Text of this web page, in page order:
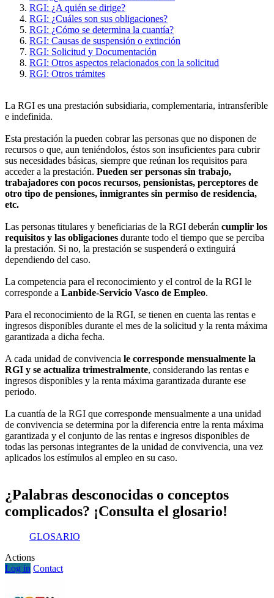
RGI: ¿A quién se dirige?
RGI: ¿Cuáles son sus obligaciones?
RGI: ¿Cómo se determina la cuantía?
RGI: Causas de suspensión o extinción
RGI: Solicitud y Documentación
RGI: Otros aspectos relacionados con la solicitud
RGI: Otros trámites
La RGI es una prestación subsidiaria, complementaria, intransferible
e indefinida.
Esta prestación la pueden cobrar las personas que no disponen de
recursos o que, aun teniéndolos, éstos son insuficientes para cubrir
sus necesidades básicas, siempre que reúnan los requisitos para
acceder a la prestación. Pueden ser personas sin trabajo,
trabajadores con pocos recursos, pensionistas, perceptores de
otro tipo de pensiones, inmigrantes sin permiso de residencia,
etc.
Las personas titulares y beneficiarias de la RGI deberán cumplir los
requisitos y las obligaciones durante todo el tiempo que se perciba
la prestación. Si no, la prestación se suspenderá o extinguirá
dependiendo del caso.
La competencia para el reconocimiento y el control de la RGI le
corresponde a Lanbide-Servicio Vasco de Empleo.
Para el reconocimiento de la RGI, se tienen en cuenta las rentas e
ingresos disponibles durante el mes de la solicitud y la renta máxima
garantizada a dicha fecha.
A cada unidad de convivencia le corresponde mensualmente la
RGI y se actualiza trimestralmente, considerando las rentas e
ingresos disponibles y la renta máxima garantizada durante ese
periodo.
La cuantía de la RGI que corresponde mensualmente a una unidad
de convivencia se determina por la diferencia entre la renta máxima
garantizada y el conjunto de las rentas e ingresos disponibles de
todas las personas integrantes de la unidad de convivencia, una vez
aplicados los estímulos al empleo en su caso.
¿Palabras desconocidas o conceptos
complicados? ¡Consulta el glosario!
GLOSARIO
Actions
Log in Contact